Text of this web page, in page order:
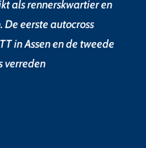
als rennerskwartier en
eerste autocross
in Assen en de tweede
verreden